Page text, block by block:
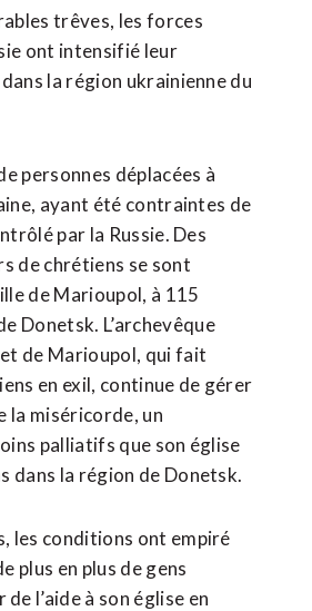
trêves, les forces
ont intensifié leur
la région ukrainienne du
personnes déplacées à
ayant été contraintes de
par la Russie. Des
de chrétiens se sont
de Marioupol, à 115
Donetsk. L’archevêque
de Marioupol, qui fait
en exil, continue de gérer
la miséricorde, un
palliatifs que son église
dans la région de Donetsk.
les conditions ont empiré
plus en plus de gens
l’aide à son église en